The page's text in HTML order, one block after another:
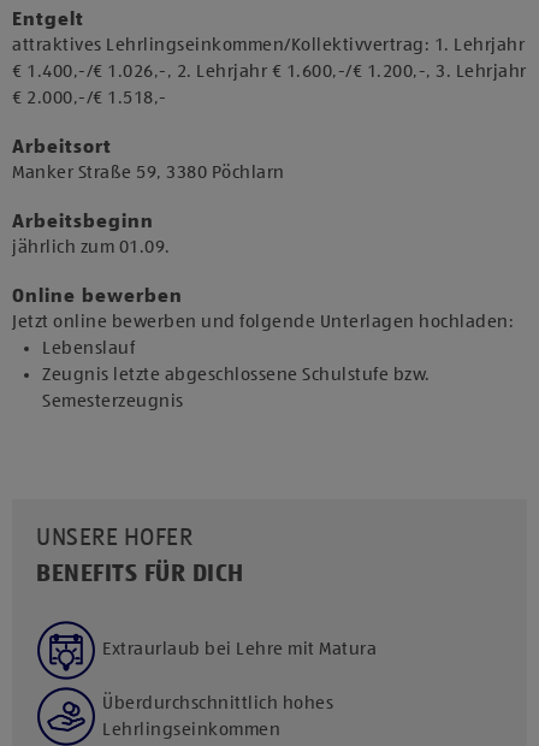
Entgelt
attraktives Lehrlingseinkommen/Kollektivvertrag: 1. Lehrjahr
€ 1.400,-/€ 1.026,-, 2. Lehrjahr € 1.600,-/€ 1.200,-, 3. Lehrjahr
€ 2.000,-/€ 1.518,-
Arbeitsort
​Manker Straße 59, 3380 Pöchlarn​​
Arbeitsbeginn
jährlich zum 01.09.​
Online bewerben
Jetzt online bewerben und folgende Unterlagen hochladen:
Lebenslauf
Zeugnis letzte abgeschlossene Schulstufe bzw.
Semesterzeugnis
UNSERE HOFER
BENEFITS FÜR DICH
Extraurlaub bei Lehre mit Matura
Überdurchschnittlich hohes
Lehrlingseinkommen